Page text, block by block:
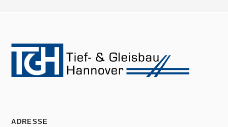
ADRESSE